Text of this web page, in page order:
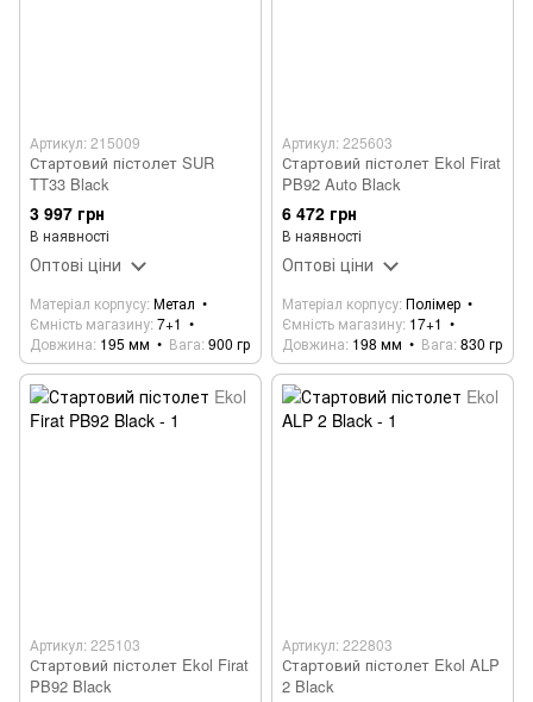
Артикул: 215009
Стартовий пістолет SUR
TT33 Black
3 997 грн
В наявності
Оптові ціни
Матеріал корпусу Метал
Ємність магазину 7+1
Довжина 195 мм Вага 900 гр
Артикул: 225603
Стартовий пістолет Ekol Firat
PB92 Auto Black
6 472 грн
В наявності
Оптові ціни
Матеріал корпусу Полімер
Ємність магазину 17+1
Довжина 198 мм Вага 830 гр
Артикул: 225103
Стартовий пістолет Ekol Firat
PB92 Black
Артикул: 222803
Стартовий пістолет Ekol ALP
2 Black